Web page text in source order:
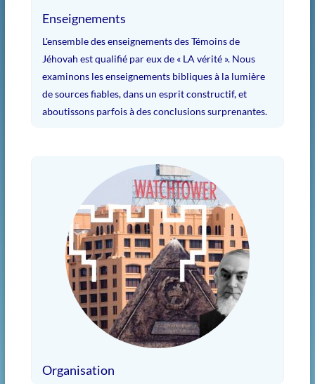
Enseignements
L'ensemble des enseignements des Témoins de
Jéhovah est qualifié par eux de « LA vérité ». Nous
examinons les enseignements bibliques à la lumière
de sources fiables, dans un esprit constructif, et
aboutissons parfois à des conclusions surprenantes.
Organisation